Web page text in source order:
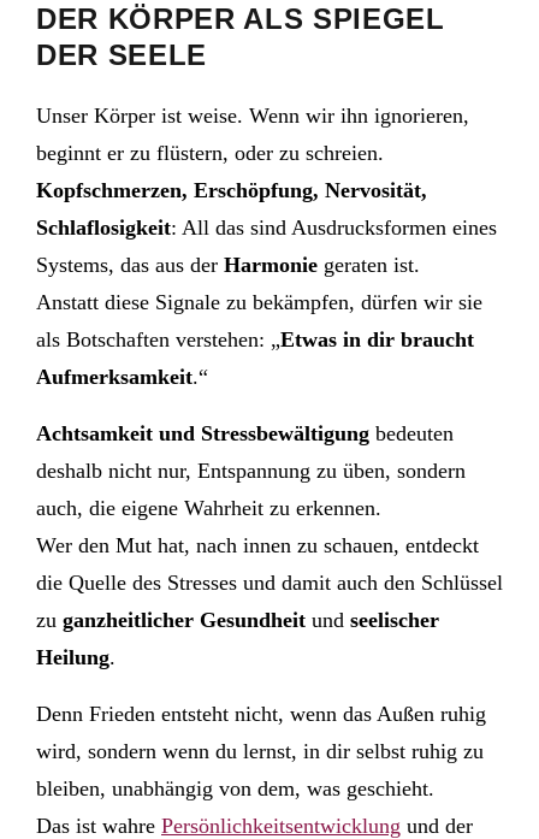
DER KÖRPER ALS SPIEGEL
DER SEELE
Unser Körper ist weise. Wenn wir ihn ignorieren,
beginnt er zu flüstern, oder zu schreien.
Kopfschmerzen, Erschöpfung, Nervosität,
Schlaflosigkeit: All das sind Ausdrucksformen eines
Systems, das aus der Harmonie geraten ist.
Anstatt diese Signale zu bekämpfen, dürfen wir sie
als Botschaften verstehen: „Etwas in dir braucht
Aufmerksamkeit.“
Achtsamkeit und Stressbewältigung bedeuten
deshalb nicht nur, Entspannung zu üben, sondern
auch, die eigene Wahrheit zu erkennen.
Wer den Mut hat, nach innen zu schauen, entdeckt
die Quelle des Stresses und damit auch den Schlüssel
zu ganzheitlicher Gesundheit und seelischer
Heilung.
Denn Frieden entsteht nicht, wenn das Außen ruhig
wird, sondern wenn du lernst, in dir selbst ruhig zu
bleiben, unabhängig von dem, was geschieht.
Das ist wahre Persönlichkeitsentwicklung und der